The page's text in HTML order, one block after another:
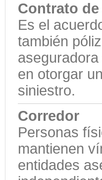
Contrato
Es el
también
en otorgar
siniestro.
Corredor
Personas
mantienen
entidades